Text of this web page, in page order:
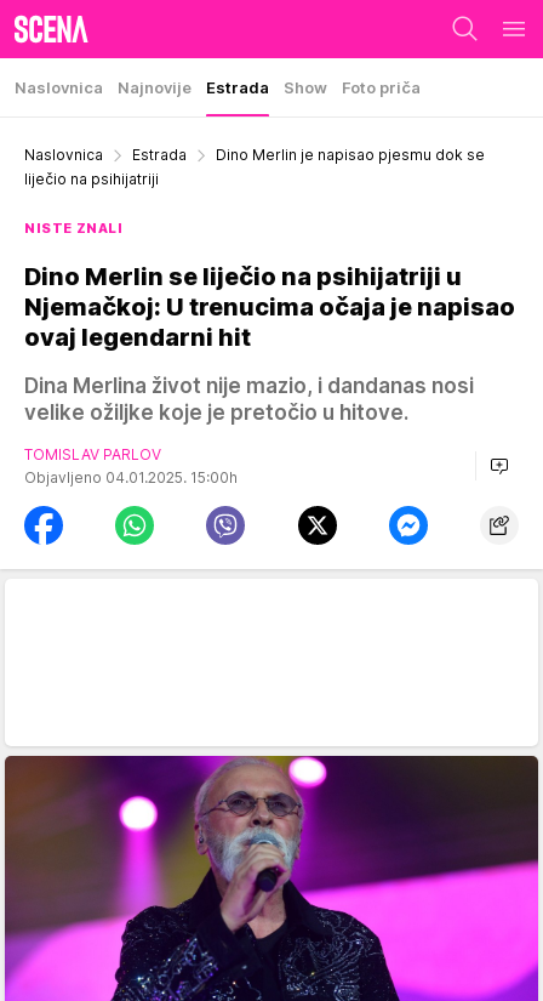
Naslovnica Najnovije Estrada Show Foto priča
Naslovnica Estrada
Dino Merlin je napisao pjesmu dok se
liječio na psihijatriji
NISTE ZNALI
Dino Merlin se liječio na psihijatriji u
Njemačkoj: U trenucima očaja je napisao
ovaj legendarni hit
Dina Merlina život nije mazio, i dandanas nosi
velike ožiljke koje je pretočio u hitove.
TOMISLAV PARLOV
Objavljeno 04.01.2025. 15:00h